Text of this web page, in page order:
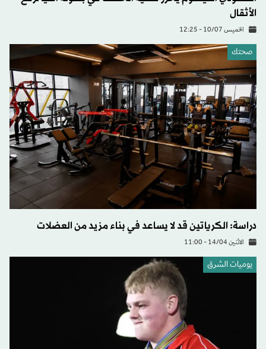
الأثقال
الخميس 10/07 - 12:25
صحتك
دراسة: الكرياتين قد لا يساعد في بناء مزيد من العضلات
الاثنين 14/04 - 11:00
يوميات الشرق